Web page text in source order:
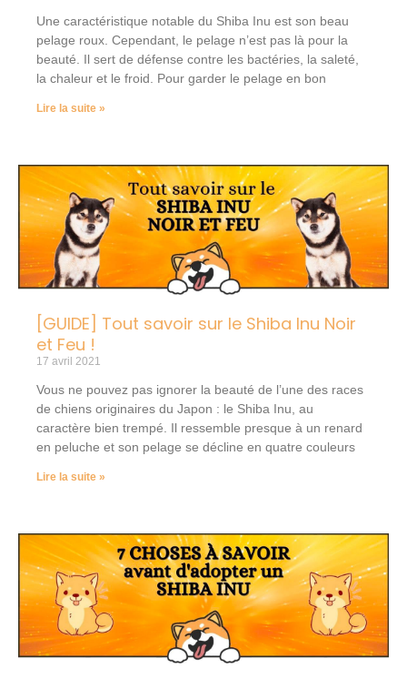
Une caractéristique notable du Shiba Inu est son beau
pelage roux. Cependant, le pelage n’est pas là pour la
beauté. Il sert de défense contre les bactéries, la saleté,
la chaleur et le froid. Pour garder le pelage en bon
Lire la suite »
[GUIDE] Tout savoir sur le Shiba Inu Noir
et Feu !
17 avril 2021
Vous ne pouvez pas ignorer la beauté de l’une des races
de chiens originaires du Japon : le Shiba Inu, au
caractère bien trempé. Il ressemble presque à un renard
en peluche et son pelage se décline en quatre couleurs
Lire la suite »